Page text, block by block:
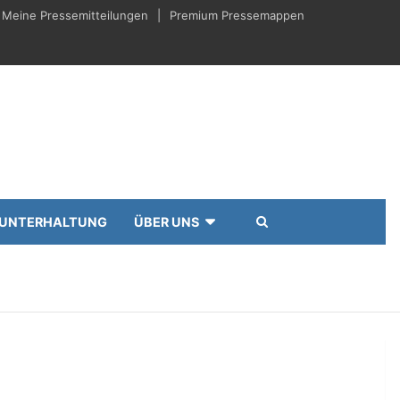
Meine Pressemitteilungen Premium Pressemappen
UNTERHALTUNG ÜBER UNS